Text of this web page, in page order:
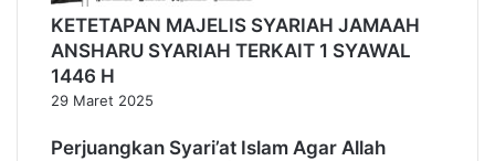
KETETAPAN MAJELIS SYARIAH JAMAAH
ANSHARU SYARIAH TERKAIT 1 SYAWAL
1446 H
29 Maret 2025
Perjuangkan Syari’at Islam Agar Allah